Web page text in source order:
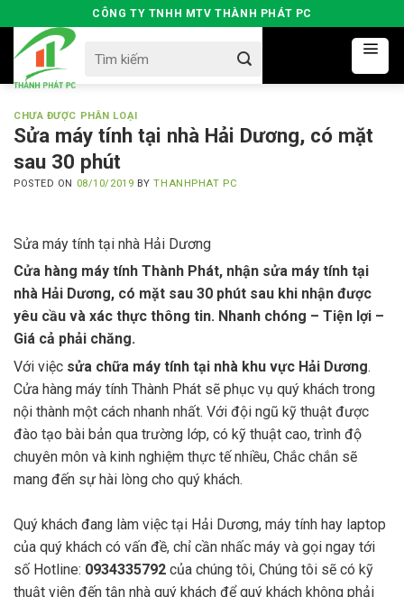
to
content
CÔNG TY TNHH MTV THÀNH PHÁT PC
for:
CHƯA ĐƯỢC PHÂN LOẠI
Sửa máy tính tại nhà Hải Dương, có mặt
sau 30 phút
POSTED ON 08/10/2019 BYTHANHPHAT PC
Sửa máy tính tại nhà Hải Dương
Cửa hàng máy tính Thành Phát, nhận sửa máy tính tại
nhà Hải Dương, có mặt sau 30 phút sau khi nhận được
yêu cầu và xác thực thông tin. Nhanh chóng – Tiện lợi –
Giá cả phải chăng.
Với việc sửa chữa máy tính tại nhà khu vực Hải Dương.
Cửa hàng máy tính Thành Phát sẽ phục vụ quý khách trong
nội thành một cách nhanh nhất. Với đội ngũ kỹ thuật được
đào tạo bài bản qua trường lớp, có kỹ thuật cao, trình độ
chuyên môn và kinh nghiệm thực tế nhiều, Chắc chắn sẽ
mang đến sự hài lòng cho quý khách.
Quý khách đang làm việc tại Hải Dương, máy tính hay laptop
của quý khách có vấn đề, chỉ cần nhấc máy và gọi ngay tới
số Hotline: 0934335792 của chúng tôi, Chúng tôi sẽ có kỹ
thuật viên đến tận nhà quý khách để quý khách không phải